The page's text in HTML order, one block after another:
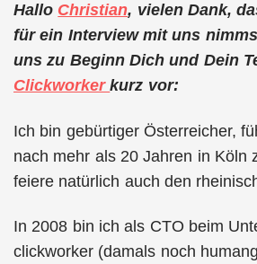
Hallo Christian, vielen Dank,
für ein Interview mit uns
uns zu Beginn Dich und Dein
Clickworkerkurz vor:
Ich bin gebürtiger Österreicher,
nach mehr als 20 Jahren in Köln
feiere natürlich auch den
In 2008 bin ich als CTO beim
clickworker (damals noch